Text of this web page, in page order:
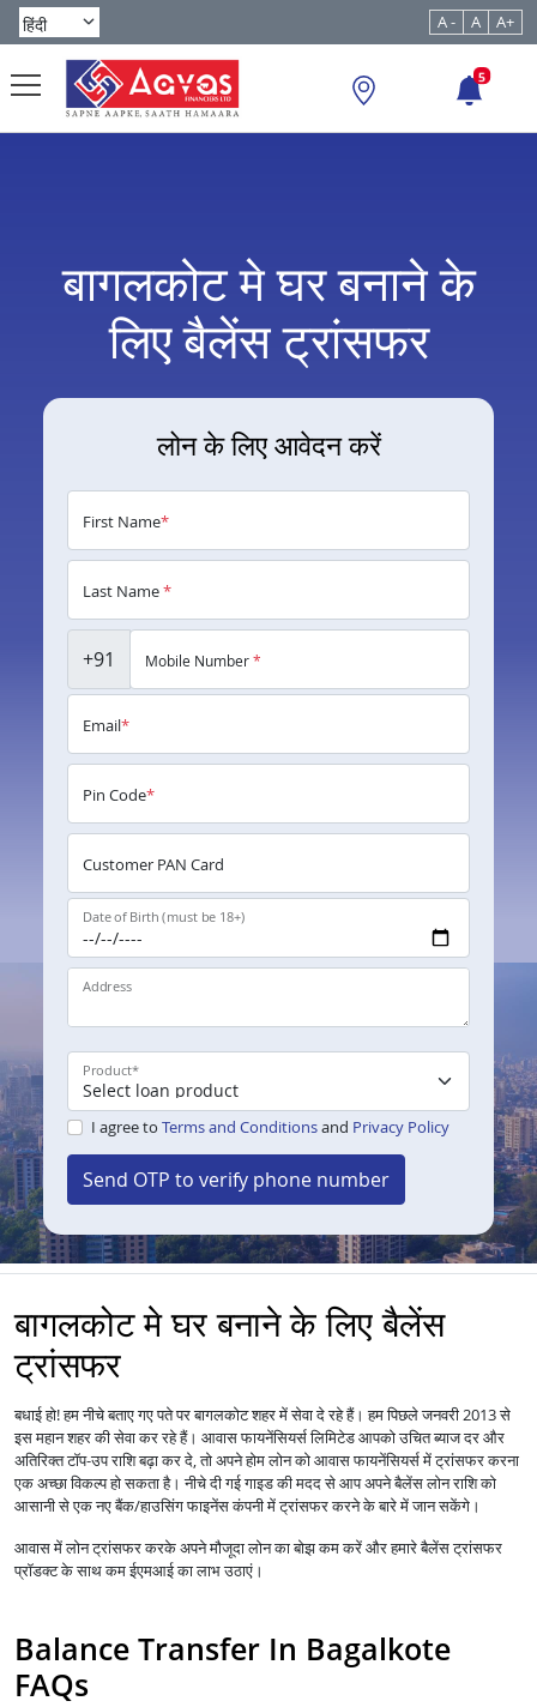
A - A A+
5
बागलकोट मे घर बनाने के
लिए बैलेंस ट्रांसफर
लोन के लिए आवेदन करें
First Name*
Last Name*
+91 Mobile Number*
Email*
Pin Code*
Customer PAN Card
Date of Birth (must be 18+)
Address
Product*
I agree to Terms and Conditionsand Privacy Policy
Send OTP to verify phone number
बागलकोट मे घर बनाने के लिए बैलेंस
ट्रांसफर
बधाई हो! हम नीचे बताए गए पते पर बागलकोट शहर में सेवा दे रहे हैं। हम पिछले जनवरी 2013 से
इस महान शहर की सेवा कर रहे हैं। आवास फायनेंसियर्स लिमिटेड आपको उचित ब्याज दर और
अतिरिक्त टॉप-उप राशि बढ़ा कर दे, तो अपने होम लोन को आवास फायनेंसियर्स में ट्रांसफर करना
एक अच्छा विकल्प हो सकता है। नीचे दी गई गाइड की मदद से आप अपने बैलेंस लोन राशि को
आसानी से एक नए बैंक/हाउसिंग फाइनेंस कंपनी में ट्रांसफर करने के बारे में जान सकेंगे।
आवास मेंलोनट्रांसफर करके अपने मौजूदा लोन का बोझ कम करें और हमारे बैलेंस ट्रांसफर
प्रॉडक्ट के साथ कम ईएमआई का लाभ उठाएं।
Balance Transfer In Bagalkote
FAQs